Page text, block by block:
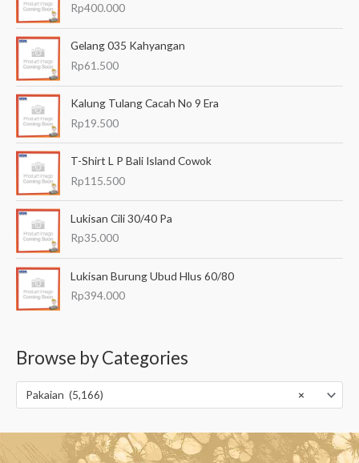
Rp400.000
Gelang 035 Kahyangan
Rp61.500
Kalung Tulang Cacah No 9 Era
Rp19.500
T-Shirt L P Bali Island Cowok
Rp115.500
Lukisan Cili 30/40 Pa
Rp35.000
Lukisan Burung Ubud Hlus 60/80
Rp394.000
Browse by Categories
×
Pakaian (5,166)